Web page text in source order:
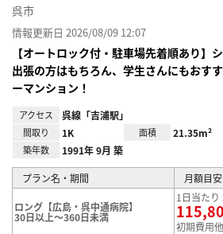
呉市
情報更新日 2026/08/09 12:07
【オートロック付・駐車場先着順あり】
出張の方はもちろん、学生さんにもおす
ーマンション！
アクセス 呉線「吉浦駅」
間取り 1K 面積 21.35m²
築年数 1991年 9月 築
プラン名・期間 月額目安
ロング【広島・呉中通病院】
30日以上～360日未満
1日当た
初期費用